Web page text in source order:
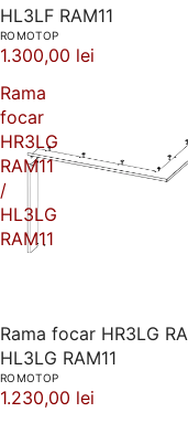
HL3LF RAM11
ROMOTOP
1.300,00 lei
Rama
focar
HR3LG
RAM11
/
HL3LG
RAM11
Rama focar HR3LG
HL3LG RAM11
ROMOTOP
1.230,00 lei